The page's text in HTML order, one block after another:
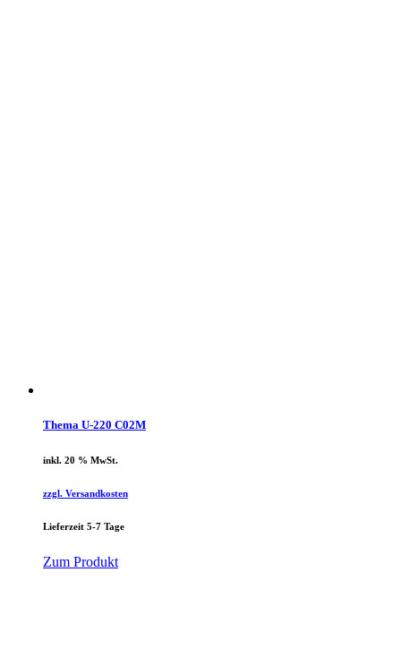
Thema U-220 C02M
inkl. 20 % MwSt.
zzgl. Versandkosten
Lieferzeit 5-7 Tage
Zum Produkt